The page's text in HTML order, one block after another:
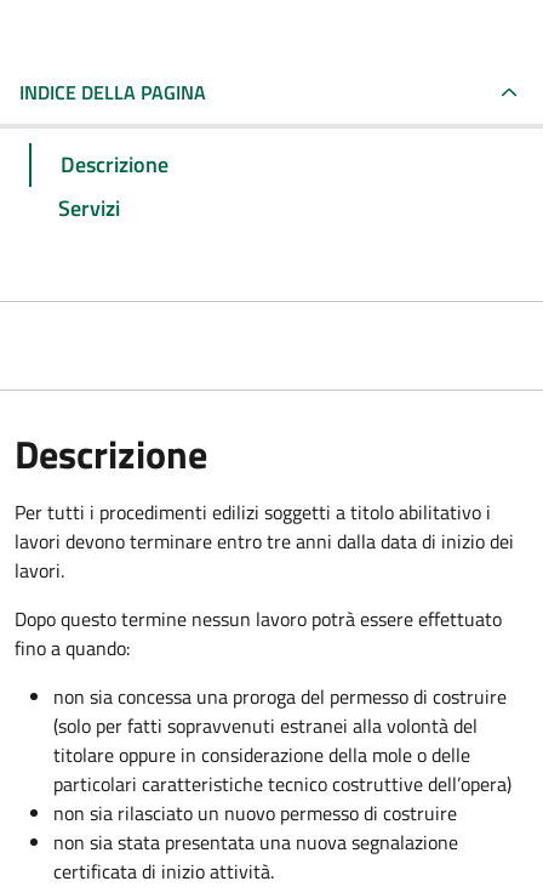
INDICE DELLA PAGINA
Descrizione
Servizi
Descrizione
Per tutti i procedimenti edilizi soggetti a titolo abilitativo i
lavori devono terminare entro tre anni dalla data di inizio dei
lavori.
Dopo questo termine nessun lavoro potrà essere effettuato
fino a quando:
non sia concessa una proroga del permesso di costruire
(solo per fatti sopravvenuti estranei alla volontà del
titolare oppure in considerazione della mole o delle
particolari caratteristiche tecnico costruttive dell’opera)
non sia rilasciato un nuovo permesso di costruire
non sia stata presentata una nuova segnalazione
certificata di inizio attività.